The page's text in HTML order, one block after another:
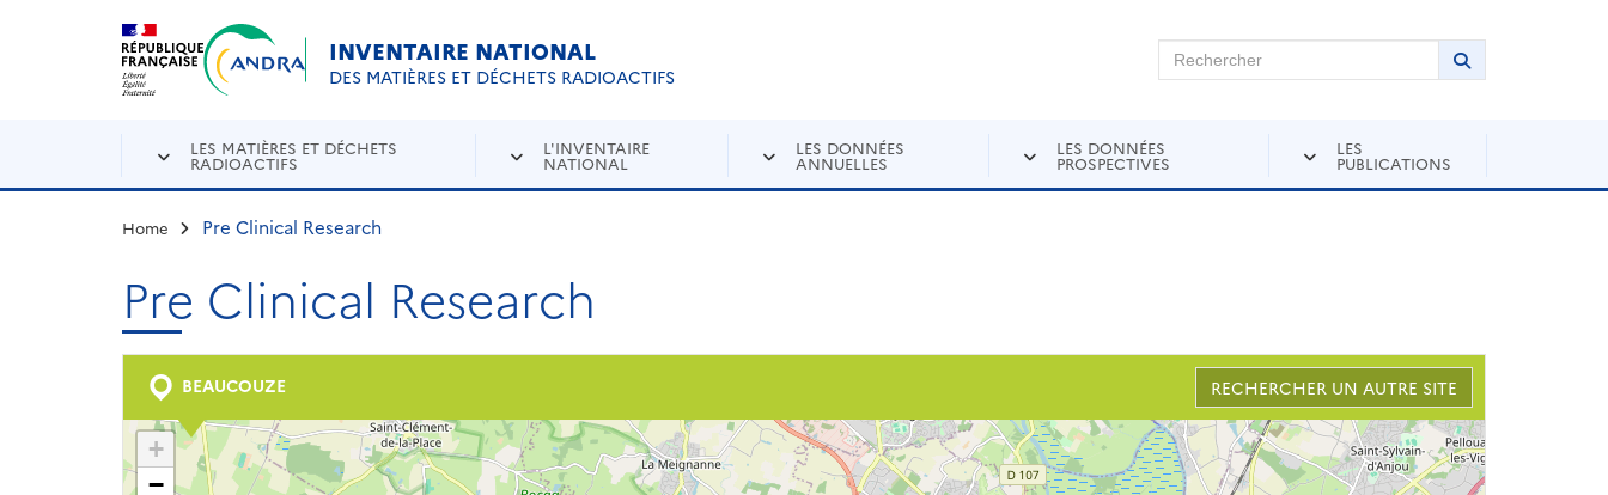
Aller au contenu principal
INVENTAIRE NATIONAL
DES MATIÈRES ET DÉCHETS RADIOACTIFS
Rechercher sur Andra Inventaire Rechercher
Lancer la
LES MATIÈRES ET DÉCHETS
RADIOACTIFS
L'INVENTAIRE
NATIONAL
LES DONNÉES
ANNUELLES
LES DONNÉES
PROSPECTIVES
LES
PUBLICATIONS
Home Pre Clinical Research
Pre Clinical Research
BEAUCOUZE RECHERCHER UN AUTRE SITE
+
−